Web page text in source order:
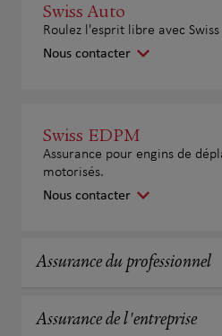
Swiss Auto
Roulez l'esprit libre avec
Nous contacter
Swiss EDPM
Assurance pour engins de
motorisés.
Nous contacter
Assurance du professionnel
Assurance de l'entreprise